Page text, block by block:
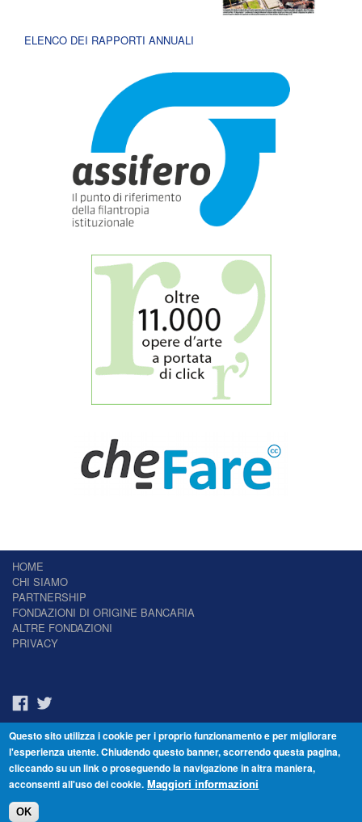
ELENCO DEI RAPPORTI ANNUALI
HOME
CHI SIAMO
PARTNERSHIP
FONDAZIONI DI ORIGINE BANCARIA
ALTRE FONDAZIONI
PRIVACY
Il Giornale delle Fondazioni - Periodico telematico
Reg. Tribunale n.7 del 22/07/2014 – ISSN 2421-2466
© Fondazione Venezia 2000 - Dorsoduro 3488/U - 30123 Venezia - Italia -
Questo sito utilizza i cookie per i proprio funzionamento e per migliorare
l'esperienza utente. Chiudendo questo banner, scorrendo questa pagina,
cliccando su un link o proseguendo la navigazione in altra maniera,
acconsenti all'uso dei cookie. Maggiori informazioni
OK